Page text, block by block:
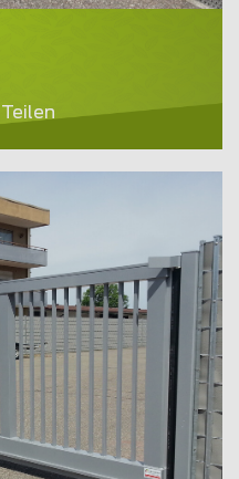
Teilen